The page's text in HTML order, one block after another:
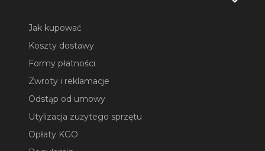
Jak kupować
Koszty dostawy
Formy płatności
Zwroty i reklamacje
Odstąp od umowy
Utylizacja zużytego sprzętu
Opłaty KGO